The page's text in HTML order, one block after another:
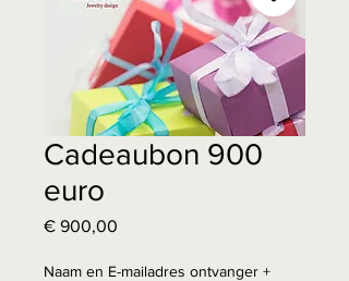
Cadeaubon 900
euro
€ 900,00
Naam en E-mailadres ontvanger +